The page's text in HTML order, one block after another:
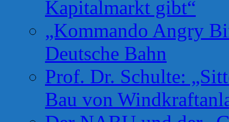
Kapitalmarkt gibt“
„Kommando Angry
Deutsche Bahn
Prof. Dr. Schulte:
Bau von